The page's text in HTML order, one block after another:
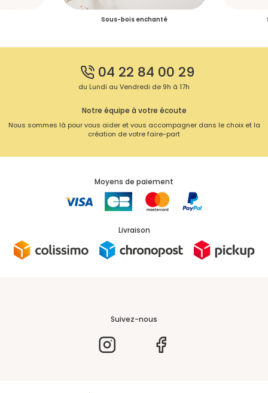
Sous-bois enchanté
04 22 84 00 29
du Lundi au Vendredi de 9h à 17h
Notre équipe à votre écoute
Nous sommes là pour vous aider et vous accompagner dans le choix et la
création de votre faire-part
Moyens de paiement
Livraison
Suivez-nous